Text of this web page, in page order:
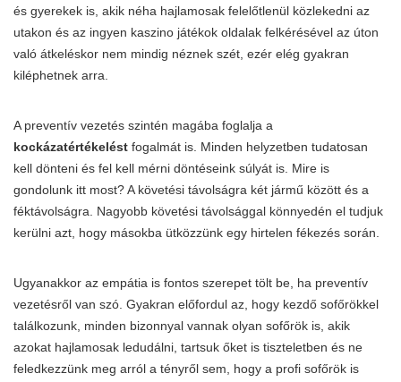
és gyerekek is, akik néha hajlamosak felelőtlenül közlekedni az
utakon és az ingyen kaszino játékok oldalak felkérésével az úton
való átkeléskor nem mindig néznek szét, ezér elég gyakran
kiléphetnek arra.
A preventív vezetés szintén magába foglalja a
kockázatértékelést fogalmát is. Minden helyzetben tudatosan
kell dönteni és fel kell mérni döntéseink súlyát is. Mire is
gondolunk itt most? A követési távolságra két jármű között és a
féktávolságra. Nagyobb követési távolsággal könnyedén el tudjuk
kerülni azt, hogy másokba ütközzünk egy hirtelen fékezés során.
Ugyanakkor az empátia is fontos szerepet tölt be, ha preventív
vezetésről van szó. Gyakran előfordul az, hogy kezdő sofőrökkel
találkozunk, minden bizonnyal vannak olyan sofőrök is, akik
azokat hajlamosak ledudálni, tartsuk őket is tiszteletben és ne
feledkezzünk meg arról a tényről sem, hogy a profi sofőrök is